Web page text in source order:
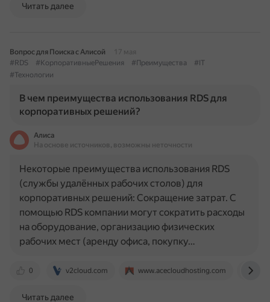
Читать далее
Вопрос для Поиска с Алисой
17 мая
#RDS
#КорпоративныеРешения #Преимущества
#IT
#Технологии
В чем преимущества использования RDS для
корпоративных решений?
Алиса
На основе источников, возможны неточности
0 v2cloud.com www.acecloudhosting.com
Некоторые преимущества использования RDS
(службы удалённых рабочих столов) для
корпоративных решений: Сокращение затрат. С
помощью RDS компании могут сократить расходы
на оборудование, организацию физических
рабочих мест (аренду офиса, покупку…
Читать далее